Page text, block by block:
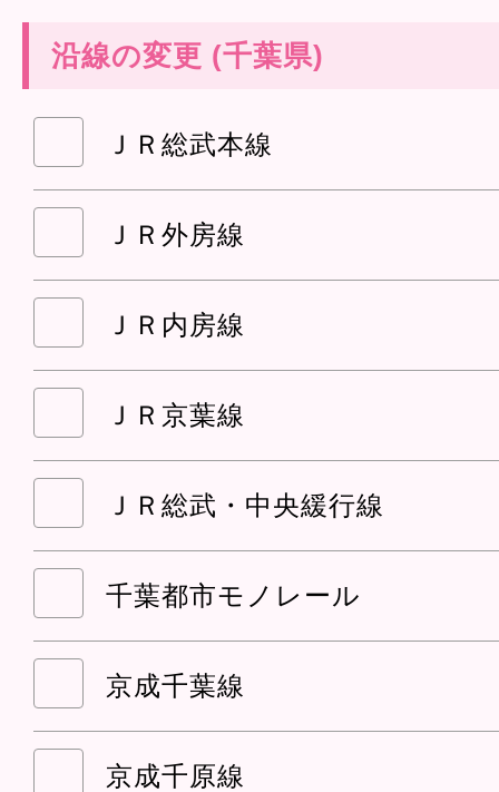
沿線の変更 (千葉県)
ＪＲ総武本線
ＪＲ外房線
ＪＲ内房線
ＪＲ京葉線
ＪＲ総武・中央緩行線
千葉都市モノレール
京成千葉線
京成千原線